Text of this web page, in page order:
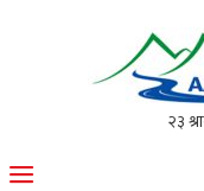
मोफसलकै लोकप्रिय